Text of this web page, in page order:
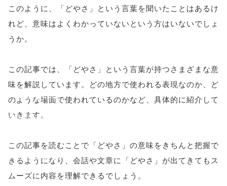
f, 'Gwindow',
'width=550,
menubar=no,
toolbar=no,
scrollbars=yes'
false;"> シェア
このように、「どやさ」という言葉を聞いたことはあるけ
れど、意味はよくわかっていないという方はいないでしょ
うか。
この記事では、「どやさ」という言葉が持つさまざまな意
味を解説しています。どの地方で使われる表現なのか、ど
のような場面で使われているのかなど、具体的に紹介して
いきます。
この記事を読むことで「どやさ」の意味をきちんと把握で
きるようになり、会話や文章に「どやさ」が出てきてもス
ムーズに内容を理解できるでしょう。